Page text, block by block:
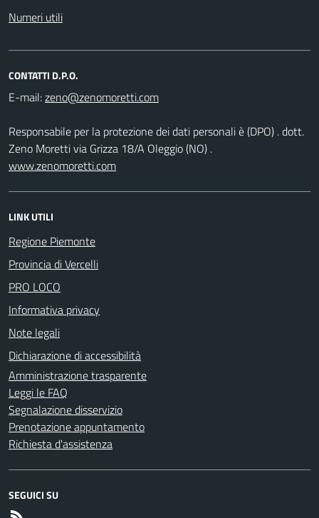
Numeri utili
CONTATTI D.P.O.
E-mail:
Responsabile per la protezione dei dati personali è (DPO) . dott.
Zeno Moretti via Grizza 18/A Oleggio (NO) .
www.zenomoretti.com
LINK UTILI
Regione Piemonte
Provincia di Vercelli
PRO LOCO
Informativa privacy
Note legali
Dichiarazione di accessibilità
Amministrazione trasparente
Leggi le FAQ
Segnalazione disservizio
Prenotazione appuntamento
Richiesta d'assistenza
SEGUICI SU